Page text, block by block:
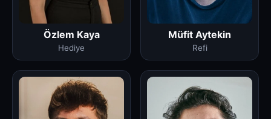
Özlem Kaya
Hediye
Müfit Aytekin
Refi